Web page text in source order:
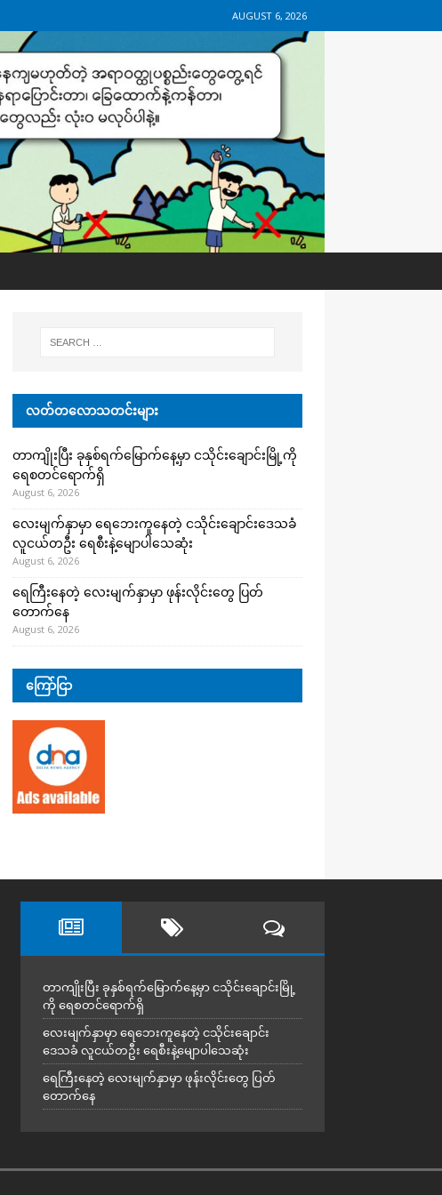
AUGUST 6, 2026
လတ်တလောသတင်းများ
တာကျိုးပြီး ခုနှစ်ရက်မြောက်နေ့မှာ ငသိုင်းချောင်းမြို့ကို
ရေစတင်ရောက်ရှိ
August 6, 2026
လေးမျက်နှာမှာ ရေဘေးကူနေတဲ့ ငသိုင်းချောင်းဒေသခံ
လူငယ်တဦး ရေစီးနဲ့မျောပါသေဆုံး
August 6, 2026
ရေကြီးနေတဲ့ လေးမျက်နှာမှာ ဖုန်းလိုင်းတွေ ပြတ်
တောက်နေ
August 6, 2026
ကြော်ငြာ
တာကျိုးပြီး ခုနှစ်ရက်မြောက်နေ့မှာ ငသိုင်းချောင်းမြို့
ကို ရေစတင်ရောက်ရှိ
လေးမျက်နှာမှာ ရေဘေးကူနေတဲ့ ငသိုင်းချောင်း
ဒေသခံ လူငယ်တဦး ရေစီးနဲ့မျောပါသေဆုံး
ရေကြီးနေတဲ့ လေးမျက်နှာမှာ ဖုန်းလိုင်းတွေ ပြတ်
တောက်နေ